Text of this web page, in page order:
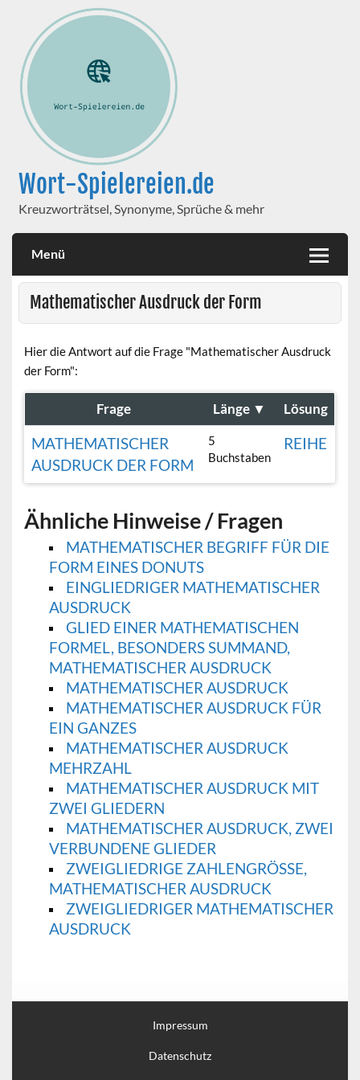
Wort-Spielereien.de
Kreuzworträtsel, Synonyme, Sprüche & mehr
Menü
Mathematischer Ausdruck der Form
Hier die Antwort auf die Frage "Mathematischer Ausdruck
der Form":
Frage Länge ▼ Lösung
MATHEMATISCHER
AUSDRUCK DER FORM
5
Buchstaben
REIHE
Ähnliche Hinweise / Fragen
MATHEMATISCHER BEGRIFF FÜR DIE
FORM EINES DONUTS
EINGLIEDRIGER MATHEMATISCHER
AUSDRUCK
GLIED EINER MATHEMATISCHEN
FORMEL, BESONDERS SUMMAND,
MATHEMATISCHER AUSDRUCK
MATHEMATISCHER AUSDRUCK
MATHEMATISCHER AUSDRUCK FÜR
EIN GANZES
MATHEMATISCHER AUSDRUCK
MEHRZAHL
MATHEMATISCHER AUSDRUCK MIT
ZWEI GLIEDERN
MATHEMATISCHER AUSDRUCK, ZWEI
VERBUNDENE GLIEDER
ZWEIGLIEDRIGE ZAHLENGRÖSSE, M
ATHEMATISCHER AUSDRUCK
ZWEIGLIEDRIGER MATHEMATISCHER
AUSDRUCK
Impressum
Datenschutz